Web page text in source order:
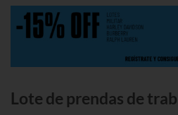
Lote de prendas de